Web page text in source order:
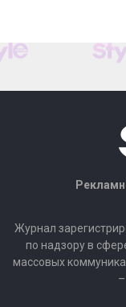
Журнал
по надзору в
массовых